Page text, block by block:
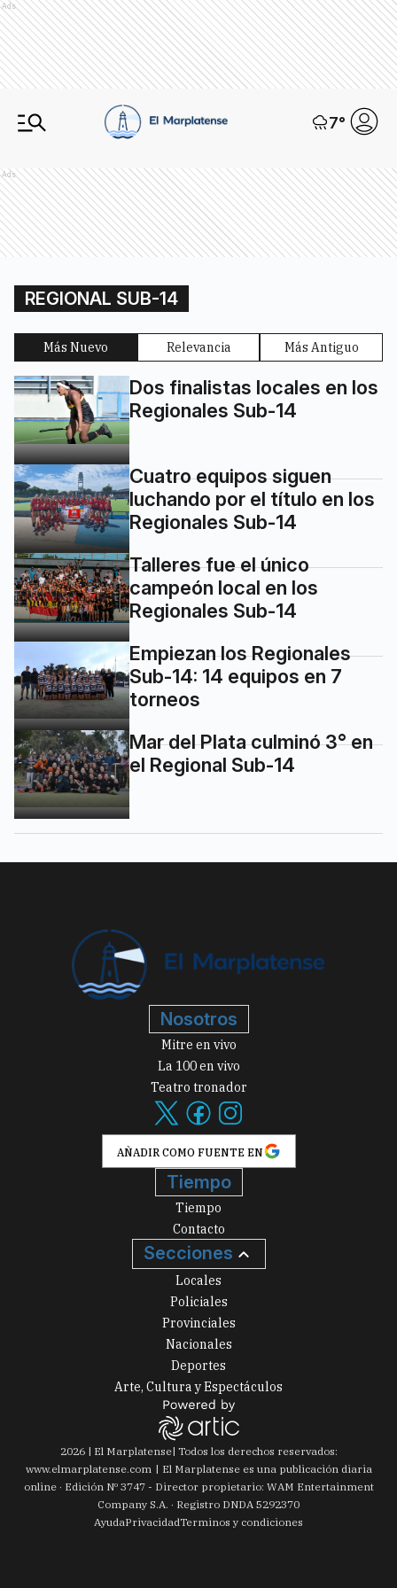
Ads
7°
Ads
REGIONAL SUB-14
Más Nuevo Relevancia Más Antiguo
Dos finalistas locales en los
Regionales Sub-14
Cuatro equipos siguen
luchando por el título en los
Regionales Sub-14
Talleres fue el único
campeón local en los
Regionales Sub-14
Empiezan los Regionales
Sub-14: 14 equipos en 7
torneos
Mar del Plata culminó 3° en
el Regional Sub-14
Nosotros
Mitre en vivo
La 100 en vivo
Teatro tronador
AÑADIR COMO FUENTE EN
Tiempo
Tiempo
Contacto
Secciones
Locales
Policiales
Provinciales
Nacionales
Deportes
Arte, Cultura y Espectáculos
2026| El Marplatense| Todos los derechos reservados:
www.elmarplatense.com
El Marplatense es una publicación diaria
online · Edición Nº 3747- Director propietario: WAM Entertainment
Company S.A. · Registro DNDA 5292370
AyudaPrivacidadTerminos y condiciones